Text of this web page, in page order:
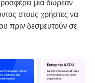
μια δωρεάν
στους χρήστες να
πριν δεσμευτούν σε